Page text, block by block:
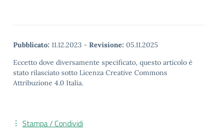
Pubblicato: 11.12.2023 - Revisione: 05.11.2025
Eccetto dove diversamente specificato, questo articolo è
stato rilasciato sotto Licenza Creative Commons
Attribuzione 4.0 Italia.
Stampa / Condividi